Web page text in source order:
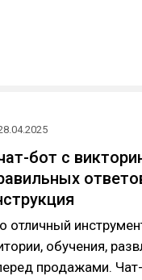
бот с
отличный
обучения,
продажами.